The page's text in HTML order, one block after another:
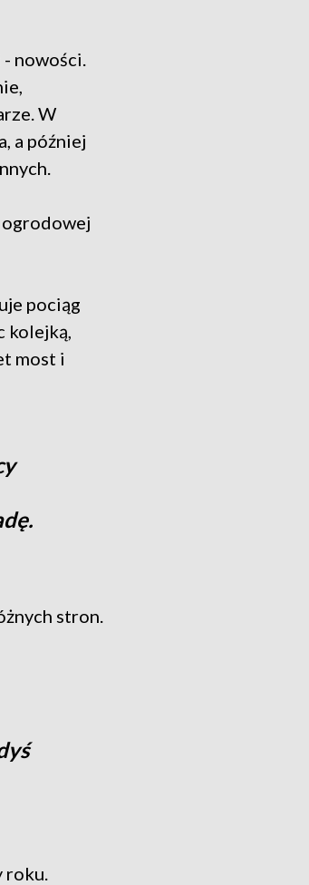
nowości.
W
a później
ogrodowej
pociąg
kolejką,
most i
stron.